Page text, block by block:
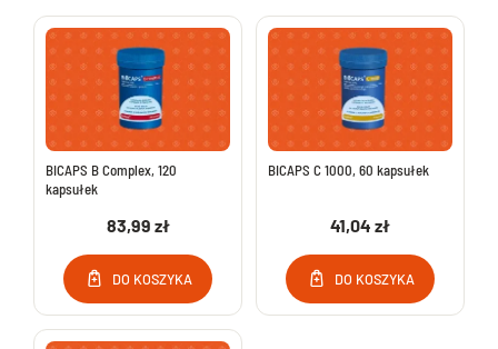
BICAPS B Complex, 120
kapsułek
83,99 zł
DO KOSZYKA
BICAPS C 1000, 60 kapsułek
41,04 zł
DO KOSZYKA